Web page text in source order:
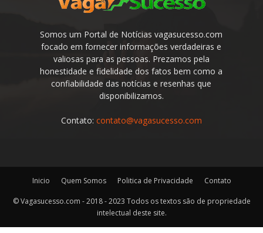
Somos um Portal de Notícias vagasucesso.com
focado em fornecer informações verdadeiras e
valiosas para as pessoas. Prezamos pela
honestidade e fidelidade dos fatos bem como a
confiabilidade das notícias e resenhas que
disponibilizamos.
Contato: contato@vagasucesso.com
Inicio Quem Somos Politica de Privacidade Contato
© Vagasucesso.com - 2018 - 2023 Todos os textos são de propriedade
intelectual deste site.